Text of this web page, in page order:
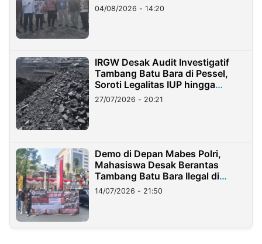
04/08/2026 - 14:20
IRGW Desak Audit Investigatif
Tambang Batu Bara di Pessel,
Soroti Legalitas IUP hingga
Stockpile
27/07/2026 - 20:21
Demo di Depan Mabes Polri,
Mahasiswa Desak Berantas
Tambang Batu Bara Ilegal di
Lampung
14/07/2026 - 21:50